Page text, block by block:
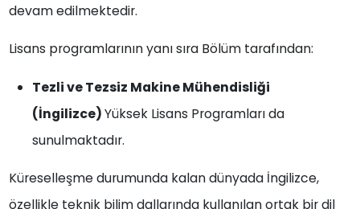
devam edilmektedir.
Lisans programlarının yanı sıra Bölüm tarafından:
Tezli ve Tezsiz Makine Mühendisliği
(İngilizce)Yüksek Lisans Programları da
sunulmaktadır.
Küreselleşme durumunda kalan dünyada İngilizce,
özellikle teknik bilim dallarında kullanılan ortak bir dil